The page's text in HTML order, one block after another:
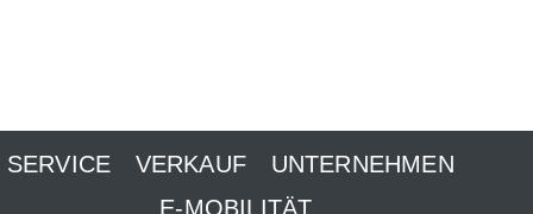
SERVICE VERKAUF
UNTERNEHMEN
E-MOBILITÄT